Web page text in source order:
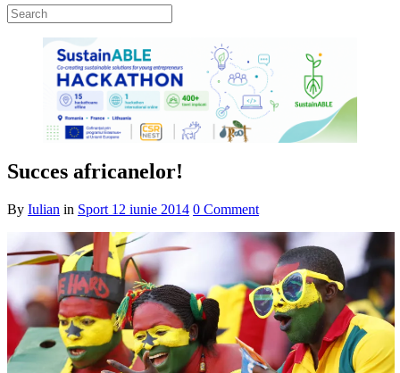
Succes africanelor!
By Iulian in Sport 12 iunie 2014 0 Comment